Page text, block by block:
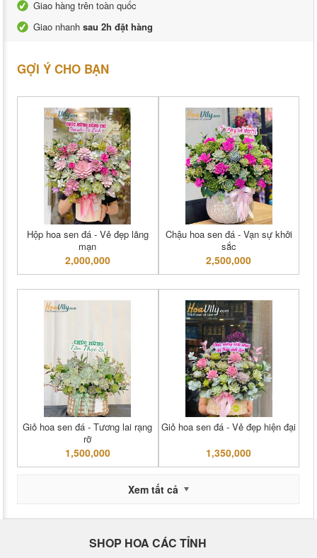
Giao hàng trên toàn quốc
Giao nhanh sau 2h đặt hàng
GỢI Ý CHO BẠN
Hộp hoa sen đá - Vẻ đẹp lãng
mạn
2,000,000
Chậu hoa sen đá - Vạn sự khởi
sắc
2,500,000
Giỏ hoa sen đá - Tương lai rạng
rỡ
1,500,000
Giỏ hoa sen đá - Vẻ đẹp hiện đại
1,350,000
Xem tất cả
SHOP HOA CÁC TỈNH